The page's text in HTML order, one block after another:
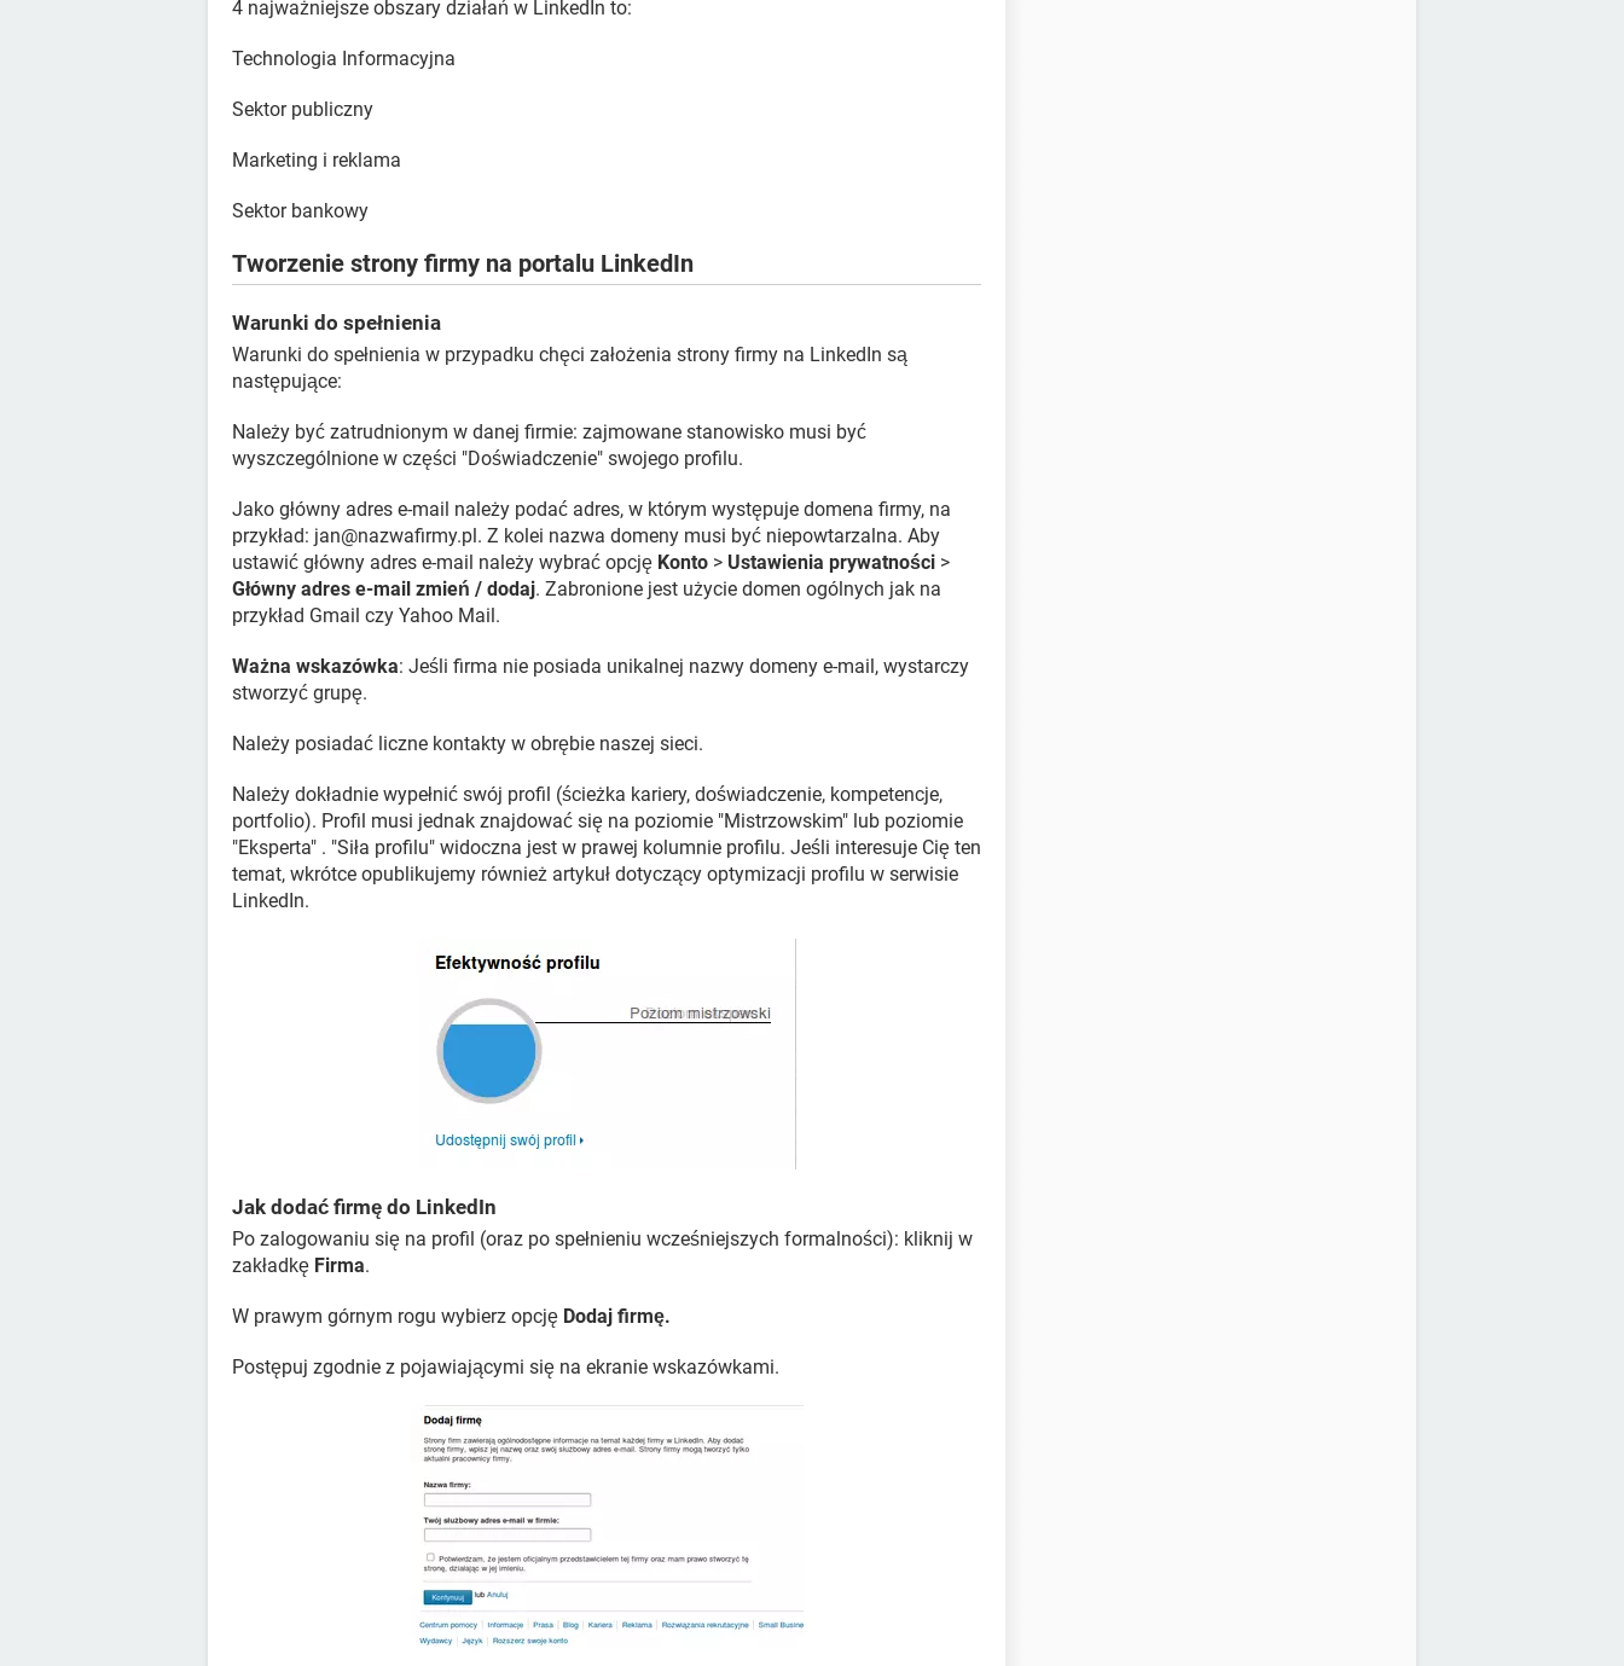
4 najważniejsze obszary działań w LinkedIn to:
Technologia Informacyjna
Sektor publiczny
Marketing i reklama
Sektor bankowy
Tworzenie strony firmy na portalu LinkedIn
Warunki do spełnienia
Warunki do spełnienia w przypadku chęci założenia strony firmy na LinkedIn są
następujące:
Należy być zatrudnionym w danej firmie: zajmowane stanowisko musi być
wyszczególnione w części "Doświadczenie" swojego profilu.
Jako główny adres e-mail należy podać adres, w którym występuje domena firmy, na
przykład: jan@nazwafirmy.pl. Z kolei nazwa domeny musi być niepowtarzalna. Aby
ustawić główny adres e-mail należy wybrać opcję Konto > Ustawienia prywatności >
Główny adres e-mail zmień / dodaj. Zabronione jest użycie domen ogólnych jak na
przykład Gmail czy Yahoo Mail.
Ważna wskazówka: Jeśli firma nie posiada unikalnej nazwy domeny e-mail, wystarczy
stworzyć grupę.
Należy posiadać liczne kontakty w obrębie naszej sieci.
Należy dokładnie wypełnić swój profil (ścieżka kariery, doświadczenie, kompetencje,
portfolio). Profil musi jednak znajdować się na poziomie "Mistrzowskim" lub poziomie
"Eksperta" . "Siła profilu" widoczna jest w prawej kolumnie profilu. Jeśli interesuje Cię ten
temat, wkrótce opublikujemy również artykuł dotyczący optymizacji profilu w serwisie
LinkedIn.
Jak dodać firmę do LinkedIn
Po zalogowaniu się na profil (oraz po spełnieniu wcześniejszych formalności): kliknij w
zakładkę Firma.
W prawym górnym rogu wybierz opcję Dodaj firmę.
Postępuj zgodnie z pojawiającymi się na ekranie wskazówkami.